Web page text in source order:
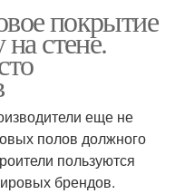
покрытие
стене.
еще не
полов должного
пользуются
брендов.